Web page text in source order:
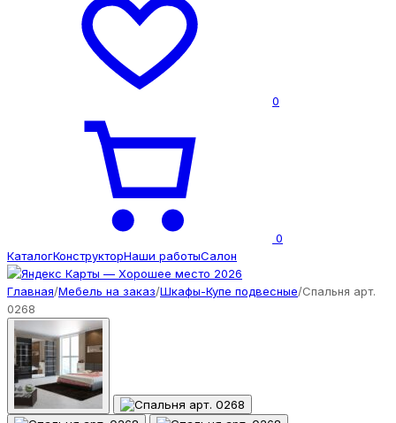
0
0
КаталогКонструкторНаши работыСалон
Главная/Мебель на заказ/Шкафы-Купе подвесные/Спальня арт.
0268